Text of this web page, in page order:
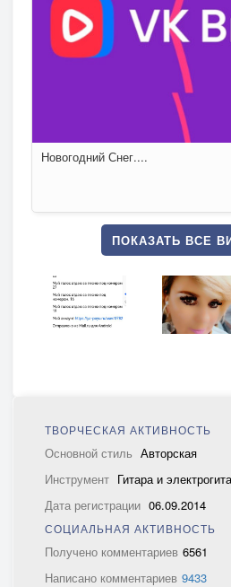
Новогодний Снег....
ПОКАЗАТЬ ВСЕ
ТВОРЧЕСКАЯ АКТИВНОСТЬ
Основной стиль Авторская
Инструмент Гитара и
Дата регистрации 06.09.2014
СОЦИАЛЬНАЯ АКТИВНОСТЬ
Получено комментариев 6561
Написано комментариев 9433